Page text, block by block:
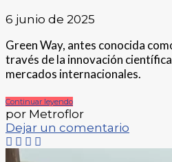
6 junio de 2025
Green Way, antes conocida
través de la innovación
mercados internacionales.
Continuar leyendo
por Metroflor
Dejar un comentario